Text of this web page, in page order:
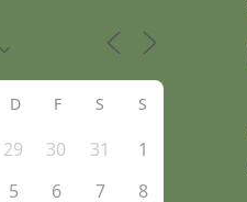
D F S S
29 30 31
1
5 6 7
8